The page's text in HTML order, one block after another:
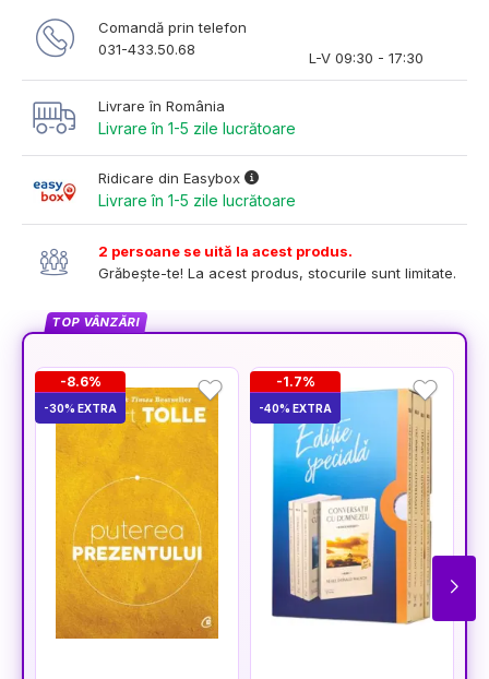
Comandă prin telefon
031-433.50.68
L-V 09:30 - 17:30
Livrare în România
Livrare în 1-5 zile lucrătoare
Ridicare din Easybox
Livrare în 1-5 zile lucrătoare
2 persoane se uită la acest produs.
Grăbește-te! La acest produs, stocurile sunt limitate.
TOP VÂNZĂRI
-8.6%
-30% EXTRA
-1.7%
-40% EXTRA